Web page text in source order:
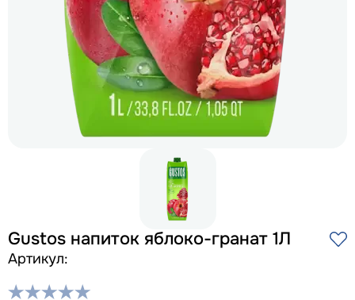
Gustos напиток яблоко-гранат 1Л
Артикул: